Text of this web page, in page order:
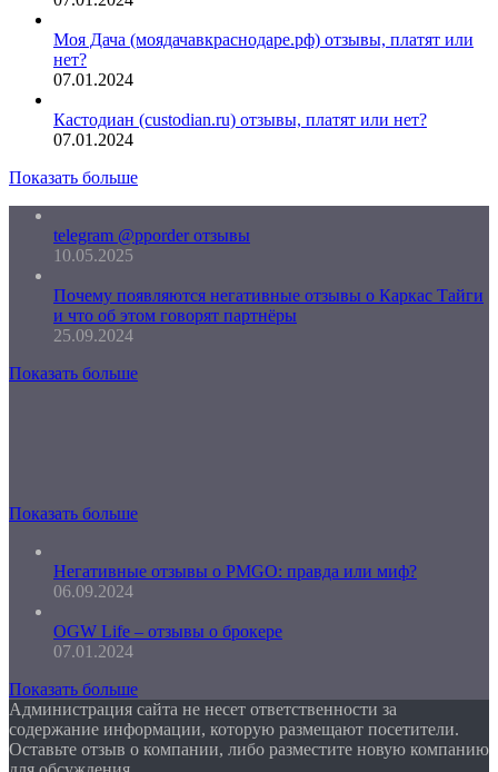
Моя Дача (моядачавкраснодаре.рф) отзывы, платят или
нет?
07.01.2024
Кастодиан (custodian.ru) отзывы, платят или нет?
07.01.2024
Показать больше
telegram @pporder отзывы
10.05.2025
Почему появляются негативные отзывы о Каркас Тайги
и что об этом говорят партнёры
25.09.2024
Показать больше
Показать больше
Негативные отзывы о PMGO: правда или миф?
06.09.2024
OGW Life – отзывы о брокере
07.01.2024
Показать больше
Администрация сайта не несет ответственности за
содержание информации, которую размещают посетители.
Оставьте отзыв о компании, либо разместите новую компанию